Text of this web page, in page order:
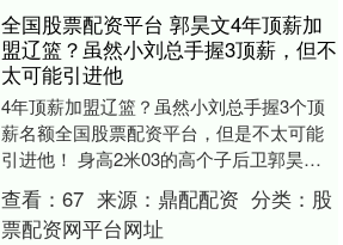
全国股票配资平台 郭昊文4年顶薪加
盟辽篮？虽然小刘总手握3顶薪，但不
太可能引进他
4年顶薪加盟辽篮？虽然小刘总手握3个顶
薪名额全国股票配资平台，但是不太可能
引进他！ 身高2米03的高个子后卫郭昊
文，这个赛季在南京同曦队的表现那是相
当的好，其场....
查看： 67 来源： 鼎配配资 分类： 股
票配资网平台网址